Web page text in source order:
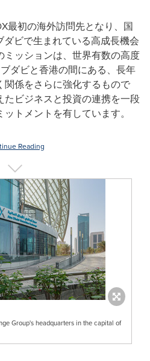
最初の海外訪問先となり、国
ビで生まれている高成長機会
ミッションは、世界有数の高度
ダビと香港の間にある、長年
関係をさらに強化するもので
ビジネスと投資の連携を一段
トメントを有しています。
Reading
Group's headquarters in the capital of